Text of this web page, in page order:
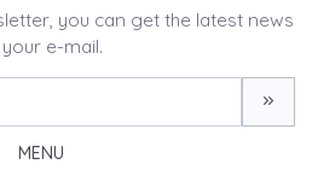
you can get the latest news
e-mail.
MENU